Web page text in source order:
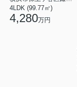
4LDK (99.77㎡)
4,280万円